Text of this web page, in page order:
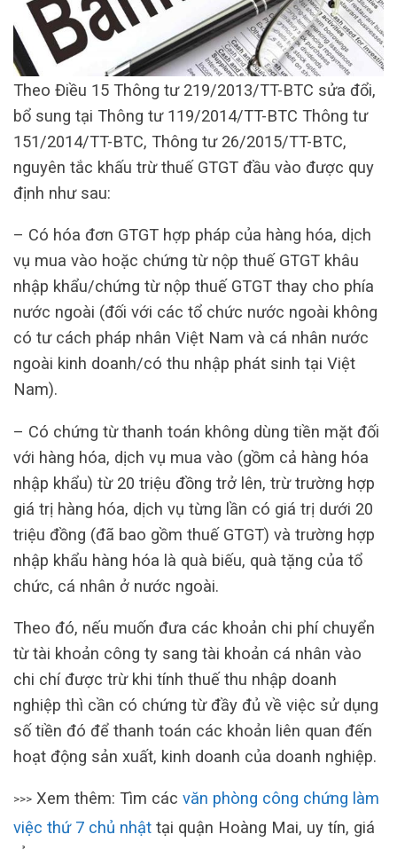
Theo Điều 15 Thông tư 219/2013/TT-BTC sửa đổi,
bổ sung tại Thông tư 119/2014/TT-BTC Thông tư
151/2014/TT-BTC, Thông tư 26/2015/TT-BTC,
nguyên tắc khấu trừ thuế GTGT đầu vào được quy
định như sau:
– Có hóa đơn GTGT hợp pháp của hàng hóa, dịch
vụ mua vào hoặc chứng từ nộp thuế GTGT khâu
nhập khẩu/chứng từ nộp thuế GTGT thay cho phía
nước ngoài (đối với các tổ chức nước ngoài không
có tư cách pháp nhân Việt Nam và cá nhân nước
ngoài kinh doanh/có thu nhập phát sinh tại Việt
Nam).
– Có chứng từ thanh toán không dùng tiền mặt đối
với hàng hóa, dịch vụ mua vào (gồm cả hàng hóa
nhập khẩu) từ 20 triệu đồng trở lên, trừ trường hợp
giá trị hàng hóa, dịch vụ từng lần có giá trị dưới 20
triệu đồng (đã bao gồm thuế GTGT) và trường hợp
nhập khẩu hàng hóa là quà biếu, quà tặng của tổ
chức, cá nhân ở nước ngoài.
Theo đó, nếu muốn đưa các khoản chi phí chuyển
từ tài khoản công ty sang tài khoản cá nhân vào
chi chí được trừ khi tính thuế thu nhập doanh
nghiệp thì cần có chứng từ đầy đủ về việc sử dụng
số tiền đó để thanh toán các khoản liên quan đến
hoạt động sản xuất, kinh doanh của doanh nghiệp.
>>> Xem thêm: Tìm các văn phòng công chứng làm
việc thứ 7 chủ nhật tại quận Hoàng Mai, uy tín, giá